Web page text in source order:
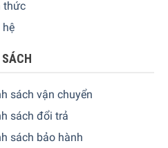
thức
hệ
sách vận chuyển
sách đổi trả
sách bảo hành